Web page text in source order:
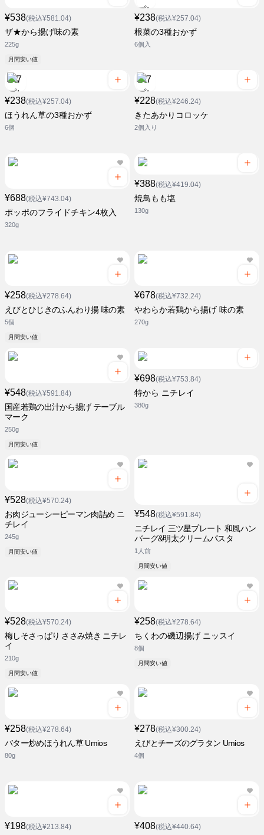
¥538(税込¥581.04)
ザ★から揚げ味の素
225g
月間安い値
¥238(税込¥257.04)
根菜の3種おかず
6個入
¥238(税込¥257.04)
ほうれん草の3種おかず
6個
¥228(税込¥246.24)
きたあかりコロッケ
2個入り
¥688(税込¥743.04)
ポッポのフライドチキン4枚入
320g
¥388(税込¥419.04)
焼鳥もも塩
130g
¥258(税込¥278.64)
えびとひじきのふんわり揚 味の素
5個
月間安い値
¥678(税込¥732.24)
やわらか若鶏から揚げ 味の素
270g
¥548(税込¥591.84)
国産若鶏の出汁から揚げ テーブル
マーク
250g
月間安い値
¥698(税込¥753.84)
特から ニチレイ
380g
¥528(税込¥570.24)
お肉ジューシーピーマン肉詰め ニ
チレイ
245g
月間安い値
¥548(税込¥591.84)
ニチレイ 三ツ星プレート 和風ハン
バーグ&明太クリームパスタ
1人前
月間安い値
¥528(税込¥570.24)
梅しそさっぱり ささみ焼き ニチレ
イ
210g
月間安い値
¥258(税込¥278.64)
ちくわの磯辺揚げ ニッスイ
8個
月間安い値
¥258(税込¥278.64)
バター炒めほうれん草 Umios
80g
¥278(税込¥300.24)
えびとチーズのグラタン Umios
4個
¥198(税込¥213.84) ¥408(税込¥440.64)